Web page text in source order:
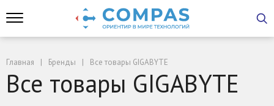
Главная Бренды Все товары GIGABYTE
Все товары GIGABYTE